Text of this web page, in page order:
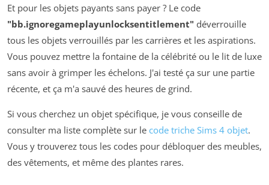
Et pour les objets payants sans payer ? Le code
"bb.ignoregameplayunlocksentitlement" déverrouille
tous les objets verrouillés par les carrières et les aspirations.
Vous pouvez mettre la fontaine de la célébrité ou le lit de luxe
sans avoir à grimper les échelons. J'ai testé ça sur une partie
récente, et ça m'a sauvé des heures de grind.
Si vous cherchez un objet spécifique, je vous conseille de
consulter ma liste complète sur le code triche Sims 4 objet.
Vous y trouverez tous les codes pour débloquer des meubles,
des vêtements, et même des plantes rares.